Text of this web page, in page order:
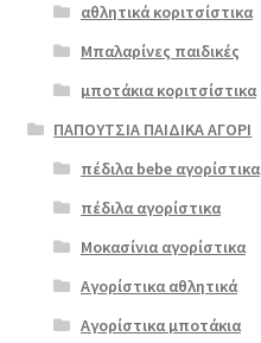
αθλητικά κοριτσίστικα
Μπαλαρίνες παιδικές
μποτάκια κοριτσίστικα
ΠΑΠΟΥΤΣΙΑ ΠΑΙΔΙΚΑ ΑΓΟΡΙ
πέδιλα bebe αγορίστικα
πέδιλα αγορίστικα
Μοκασίνια αγορίστικα
Αγορίστικα αθλητικά
Αγορίστικα μποτάκια